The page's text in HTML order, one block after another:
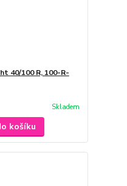
40/100 R, 100-R-
Skladem
košíku